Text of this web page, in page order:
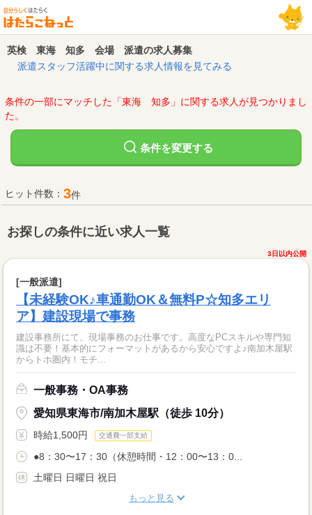
英検 東海 知多 会場 派遣の求人募集
派遣スタッフ活躍中に関する求人情報を見てみる
条件の一部にマッチした「東海 知多」に関する求人が見つかりまし
た。
条件を変更する
ヒット件数： 3件
お探しの条件に近い求人一覧
3日以内公開
[一般派遣]
【未経験OK♪車通勤OK＆無料P☆知多エリ
ア】建設現場で事務
建設事務所にて、現場事務のお仕事です。高度なPCスキルや専門知
識は不要！基本的にフォーマットがあるから安心ですよ♪南加木屋駅
からトホ圏内！モチ...
一般事務・OA事務
愛知県東海市/南加木屋駅（徒歩 10分）
時給1,500円 交通費一部支給
●8：30〜17：30（休憩時間・12：00〜13：0...
土曜日 日曜日 祝日
もっと見る